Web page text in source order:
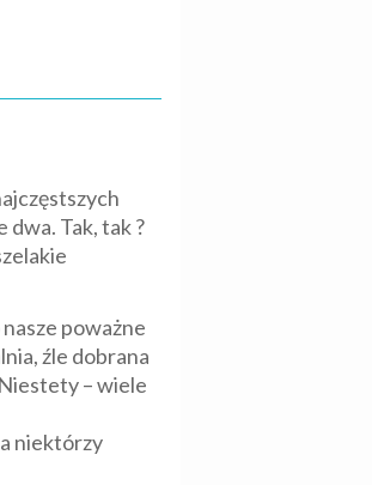
Tak, tak ?
poważne
źle dobrana
– wiele
niektórzy